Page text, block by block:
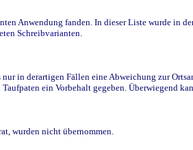
Anwendung fanden. In dieser Liste wurde in
Schreibvarianten.
in derartigen Fällen eine Abweichung zur
ein Vorbehalt gegeben. Überwiegend
wurden nicht übernommen.